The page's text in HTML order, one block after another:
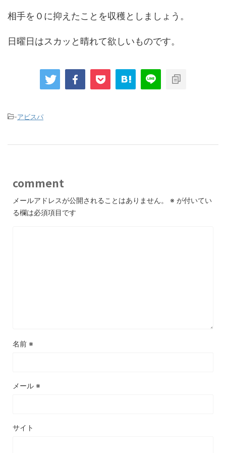
相手を０に抑えたことを収穫としましょう。
日曜日はスカッと晴れて欲しいものです。
-アビスパ
comment
メールアドレスが公開されることはありません。 ※ が付いてい
る欄は必須項目です
名前 ※
メール ※
サイト